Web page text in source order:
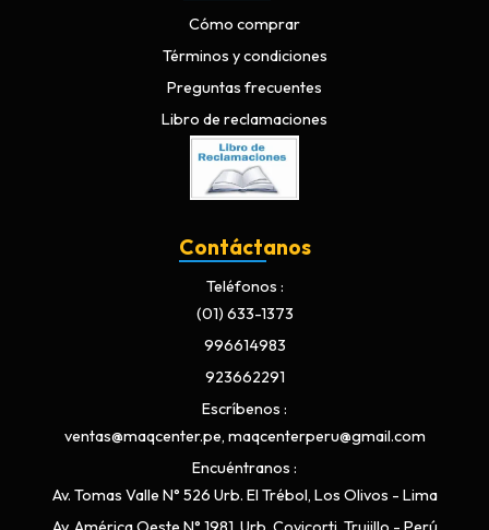
Cómo comprar
Términos y condiciones
Preguntas frecuentes
Libro de reclamaciones
Contáctanos
Teléfonos
(01) 633-1373
996614983
923662291
Escríbenos
ventas@maqcenter.pe, maqcenterperu@gmail.com
Encuéntranos
Av. Tomas Valle N° 526 Urb. El Trébol, Los Olivos - Lima